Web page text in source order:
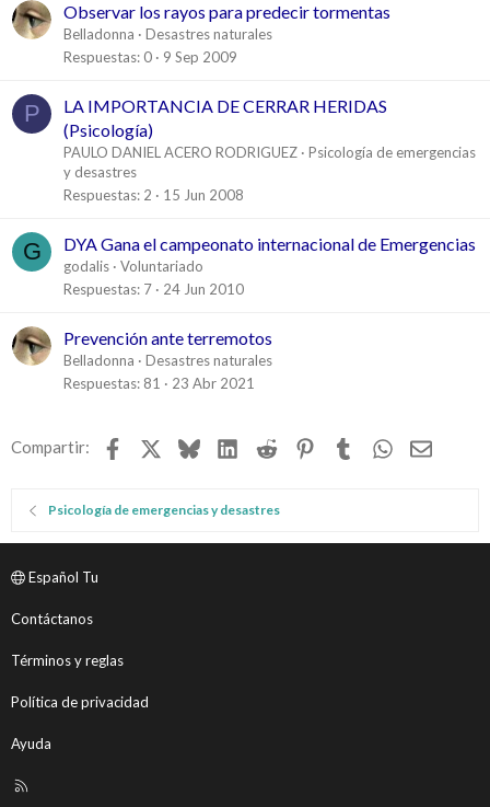
Observar los rayos para predecir tormentas
Belladonna
Desastres naturales
Respuestas 0 9 Sep 2009
P
LA IMPORTANCIA DE CERRAR HERIDAS
(Psicología)
PAULO DANIEL ACERO RODRIGUEZ
Psicología de emergencias
y desastres
Respuestas 2 15 Jun 2008
G DYA Gana el campeonato internacional de Emergencias
godalis
Voluntariado
Respuestas 7 24 Jun 2010
Prevención ante terremotos
Belladonna
Desastres naturales
Respuestas 81 23 Abr 2021
Compartir: Facebook BlueskyLinkedIn
Reddit Pinterest
TumblrWhatsApp
Email
Psicología de emergencias y desastres
Español Tu
Contáctanos
Términos y reglas
Política de privacidad
Ayuda
R